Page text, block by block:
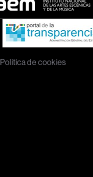
Politica de cookies